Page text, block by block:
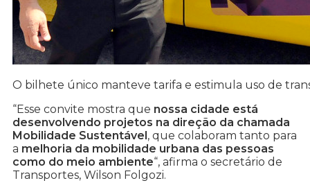
O bilhete único manteve tarifa e estimula uso de
“Esse convite mostra que nossa cidade está
desenvolvendo projetos na direção da chamada
Mobilidade Sustentável, que colaboram tanto para
a melhoria da mobilidade urbana das pessoas
como do meio ambiente“, afirma o secretário de
Transportes, Wilson Folgozi.